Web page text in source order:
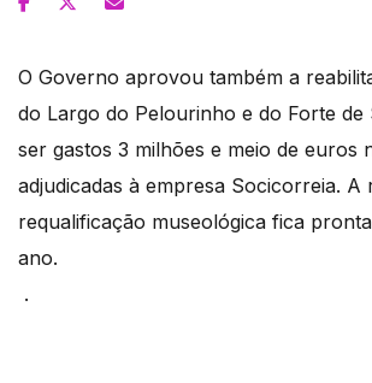
O Governo aprovou também a
do Largo do Pelourinho e do Forte de
ser gastos 3 milhões e meio de euros
adjudicadas à empresa Socicorreia. A
requalificação museológica fica
ano.
.